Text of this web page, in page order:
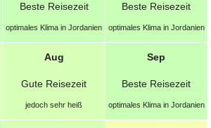
Beste Reisezeit
optimales Klima in Jordanien
Beste Reisezeit
optimales Klima in Jordanien
Aug
Gute Reisezeit
jedoch sehr heiß
Sep
Beste Reisezeit
optimales Klima in Jordanien